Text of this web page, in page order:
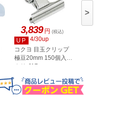
3,839 円 (税込)
UP
4/30up
コクヨ 目玉クリップ
極豆20mm 150個入
クリ-J17
>